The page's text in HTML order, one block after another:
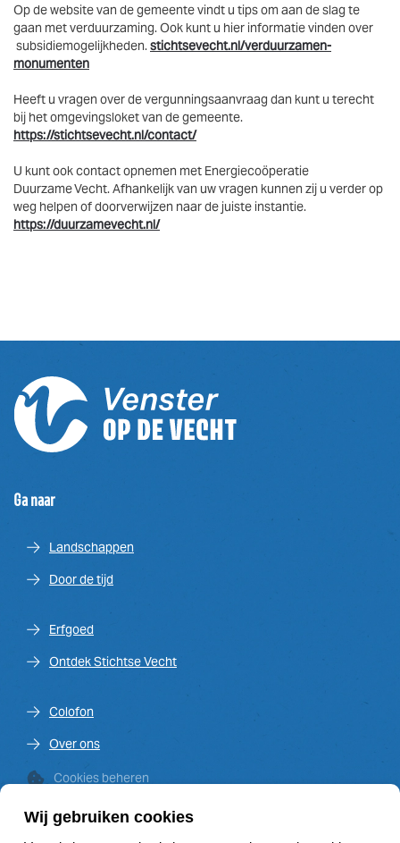
Wij gebruiken cookies
Op de website van de gemeente vindt u tips om aan de slag te
gaan met verduurzaming. Ook kunt u hier informatie vinden over
subsidiemogelijkheden.stichtsevecht.nl/verduurzamen-
monumenten
Heeft u vragen over de vergunningsaanvraag dan kunt u terecht
bij het omgevingsloket van de gemeente.
https://stichtsevecht.nl/contact/
U kunt ook contact opnemen met Energiecoöperatie
Duurzame Vecht. Afhankelijk van uw vragen kunnen zij u verder op
weg helpen of doorverwijzen naar de juiste instantie.
https://duurzamevecht.nl/
Ga naar
Landschappen
Door de tijd
Erfgoed
Ontdek Stichtse Vecht
Colofon
Over ons
Cookies beheren